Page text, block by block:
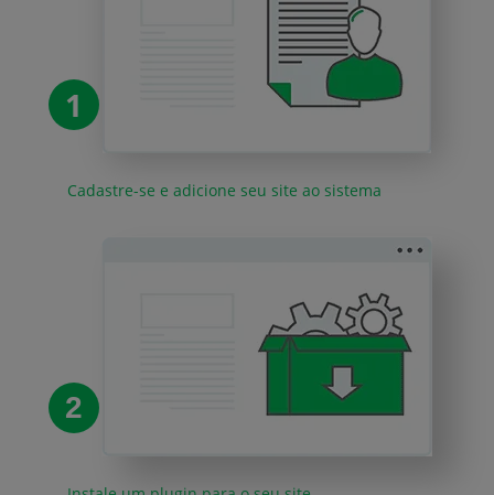
1
Cadastre-se e adicione seu site ao sistema
2